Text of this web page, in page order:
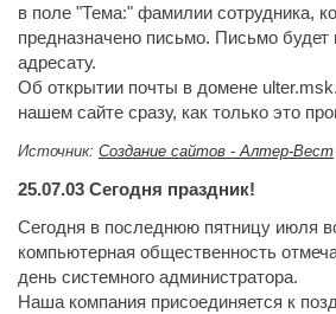
в поле "Тема:" фамилии сотрудника,
предназначено письмо. Письмо будет
адресату.
Об открытии почты в домене
нашем сайте сразу, как только это
Источник: Создание сайтов - Алтер-Вест
25.07.03 Сегодня праздник!
Сегодня в последнюю пятницу июля
компьютерная общественность
день системного администратора.
Наша компания присоединяется к